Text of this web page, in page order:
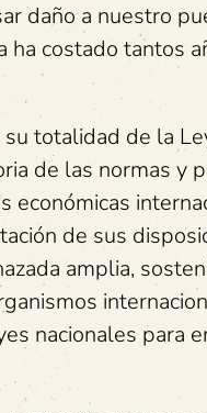
daño a nuestro
ha costado tantos
totalidad de la
de las normas y
económicas
de sus
amplia,
nacionales para